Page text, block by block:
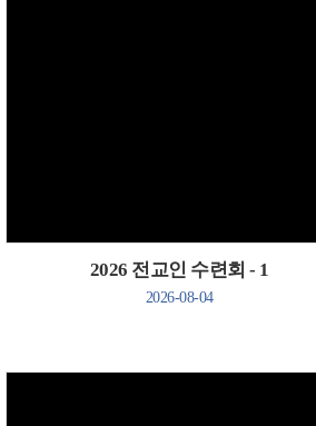
2026 전교인 수련회 - 1
2026-08-04